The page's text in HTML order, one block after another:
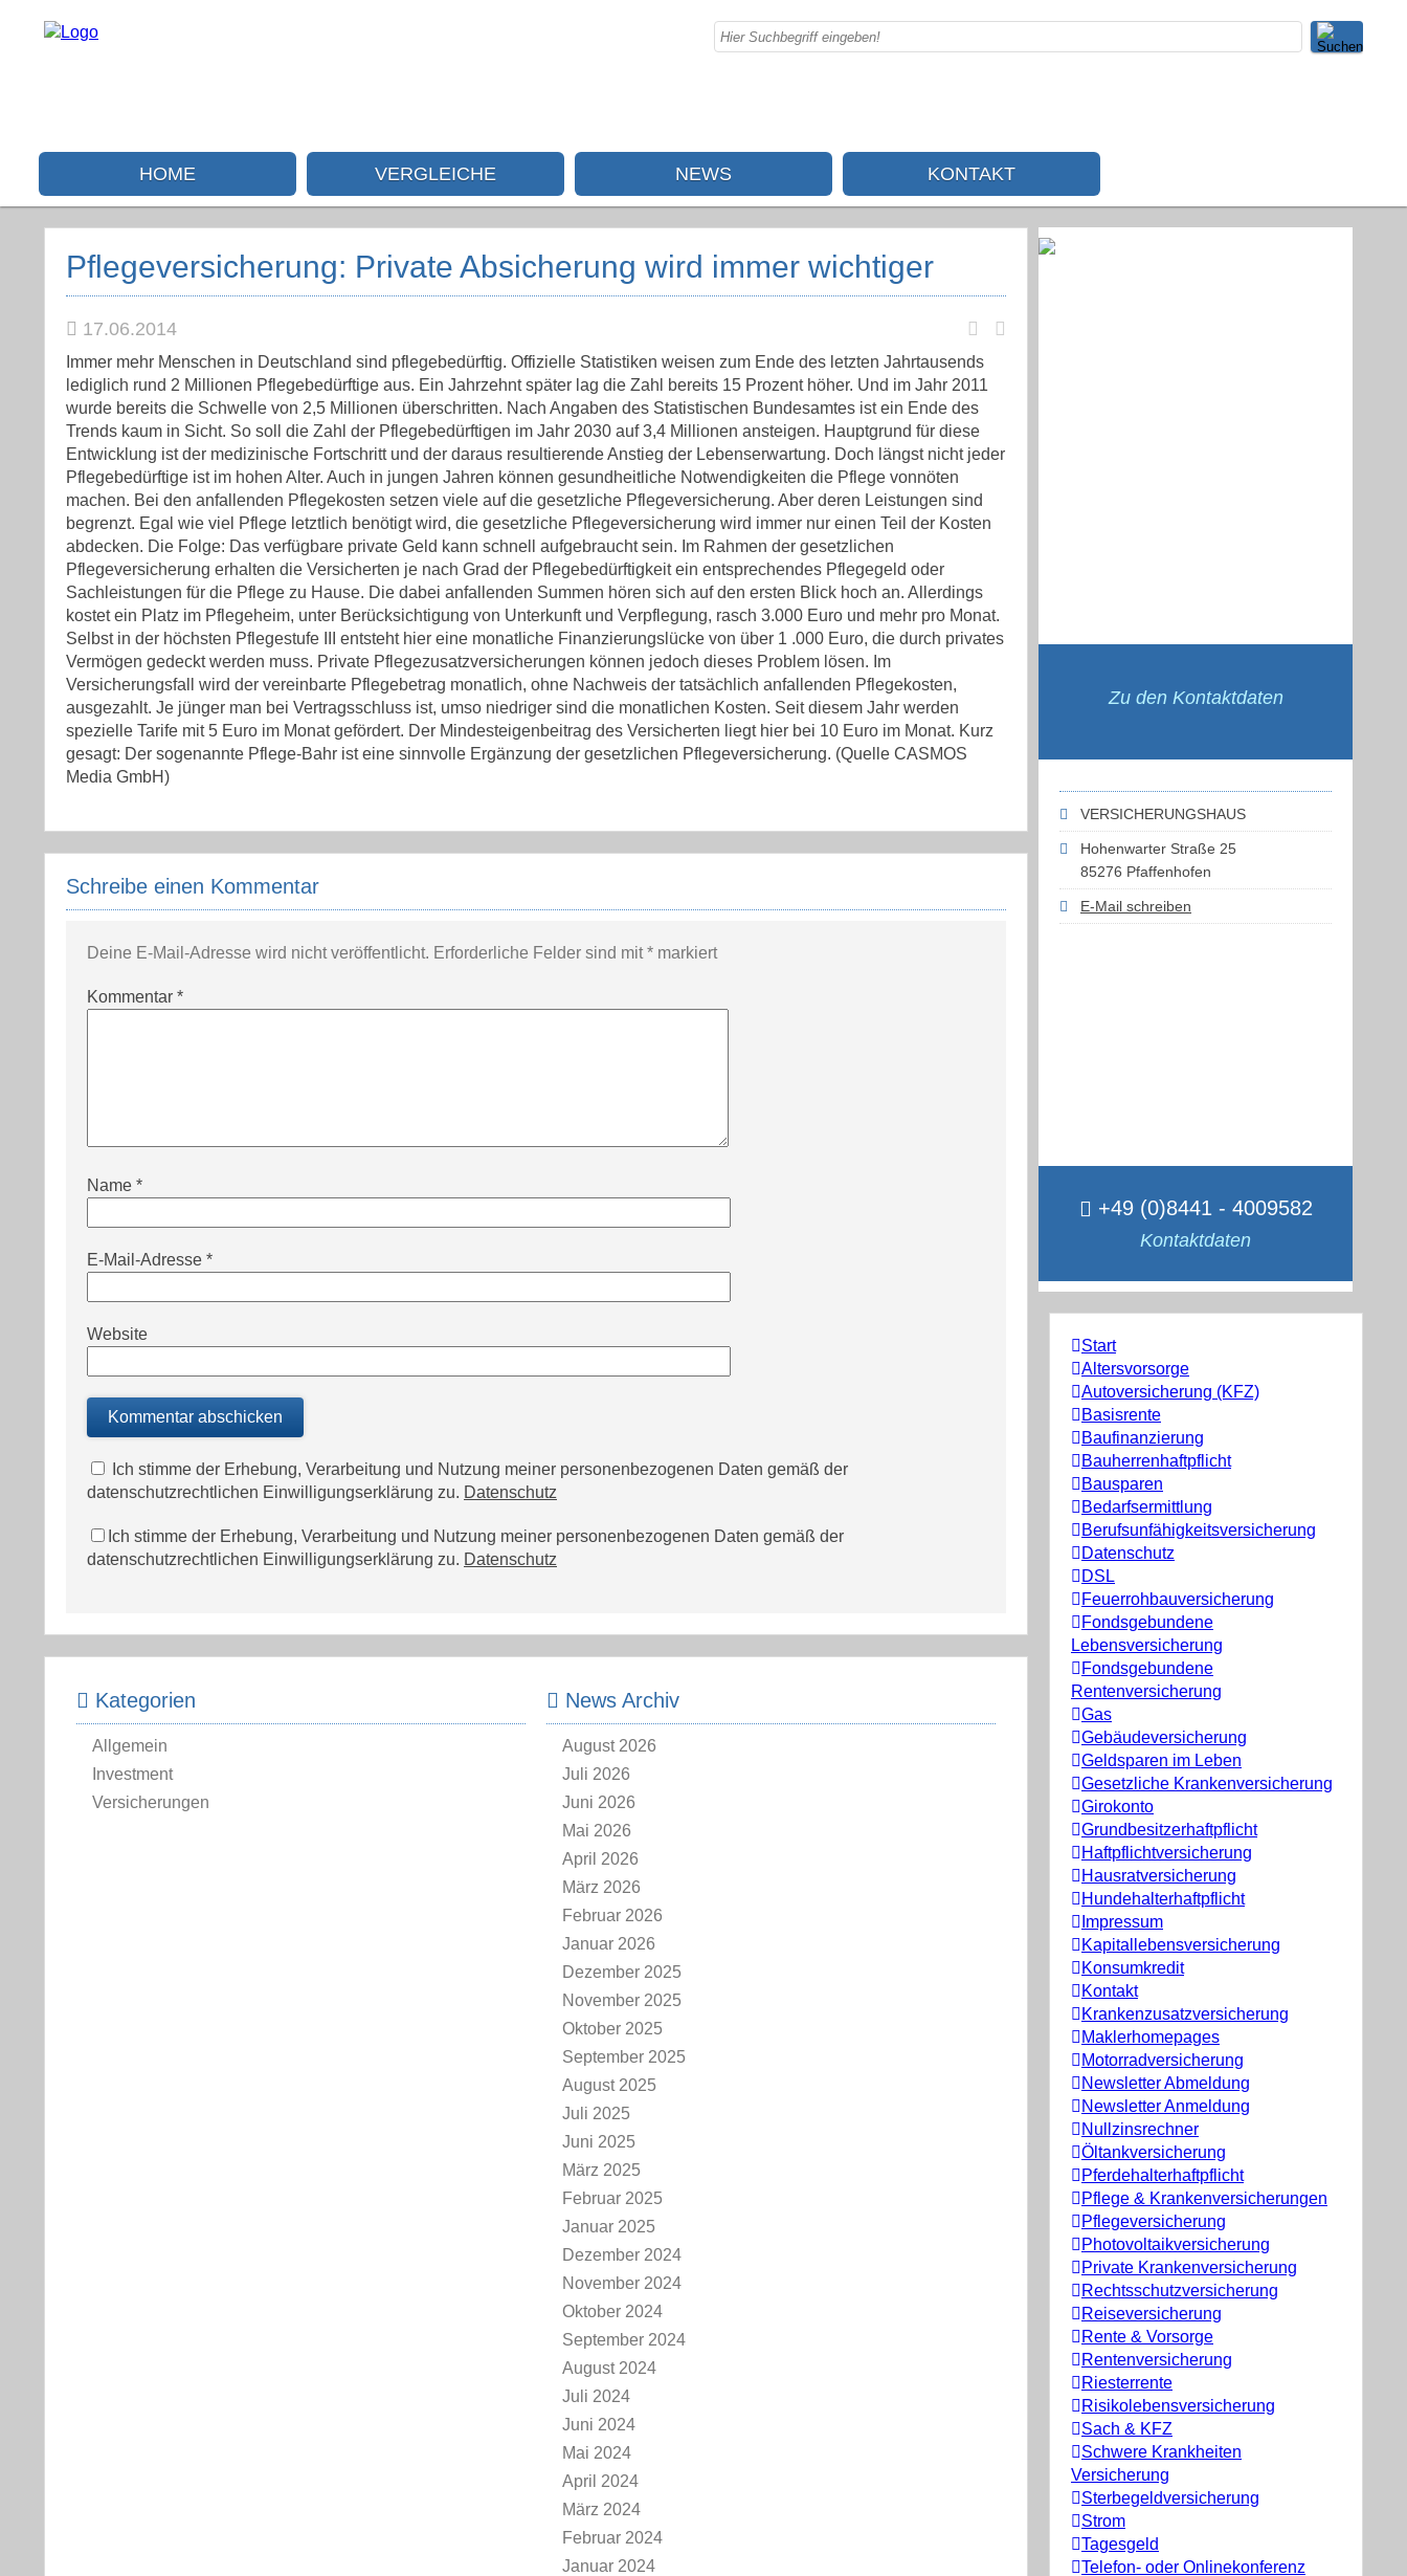
HOME VERGLEICHE NEWS KONTAKT
Zu den Kontaktdaten
VERSICHERUNGSHAUS
Hohenwarter Straße 25
85276 Pfaffenhofen
E-Mail schreiben
+49 (0)8441 - 4009582
Kontaktdaten
Start
Altersvorsorge
Autoversicherung (KFZ)
Basisrente
Baufinanzierung
Bauherrenhaftpflicht
Bausparen
Bedarfsermittlung
Berufs­unfähigkeitsversicherung
Datenschutz
DSL
Feuerrohbauversicherung
Fondsgebundene
Lebensversicherung
Fondsgebundene
Rentenversicherung
Gas
Gebäudeversicherung
Geldsparen im Leben
Gesetzliche Krankenversicherung
Girokonto
Grundbesitzerhaftpflicht
Haftpflichtversicherung
Hausratversicherung
Hundehalterhaftpflicht
Impressum
Kapitallebensversicherung
Konsumkredit
Kontakt
Krankenzusatzversicherung
Maklerhomepages
Motorradversicherung
Newsletter Abmeldung
Newsletter Anmeldung
Nullzinsrechner
Öltankversicherung
Pferdehalterhaftpflicht
Pflege & Krankenversicherungen
Pflegeversicherung
Photovoltaikversicherung
Private Krankenversicherung
Rechtsschutzversicherung
Reiseversicherung
Rente & Vorsorge
Rentenversicherung
Riesterrente
Risikolebensversicherung
Sach & KFZ
Schwere Krankheiten
Versicherung
Sterbegeldversicherung
Strom
Tagesgeld
Telefon- oder Onlinekonferenz
Pflegeversicherung: Private Absicherung wird immer wichtiger
17.06.2014
Immer mehr Menschen in Deutschland sind pflegebedürftig. Offizielle Statistiken weisen zum Ende des letzten Jahrtausends
lediglich rund 2 Millionen Pflegebedürftige aus. Ein Jahrzehnt später lag die Zahl bereits 15 Prozent höher. Und im Jahr 2011
wurde bereits die Schwelle von 2,5 Millionen überschritten. Nach Angaben des Statistischen Bundesamtes ist ein Ende des
Trends kaum in Sicht. So soll die Zahl der Pflegebedürftigen im Jahr 2030 auf 3,4 Millionen ansteigen. Hauptgrund für diese
Entwicklung ist der medizinische Fortschritt und der daraus resultierende Anstieg der Lebenserwartung. Doch längst nicht jeder
Pflegebedürftige ist im hohen Alter. Auch in jungen Jahren können gesundheitliche Notwendigkeiten die Pflege vonnöten
machen. Bei den anfallenden Pflegekosten setzen viele auf die gesetzliche Pflegeversicherung. Aber deren Leistungen sind
begrenzt. Egal wie viel Pflege letztlich benötigt wird, die gesetzliche Pflegeversicherung wird immer nur einen Teil der Kosten
abdecken. Die Folge: Das verfügbare private Geld kann schnell aufgebraucht sein. Im Rahmen der gesetzlichen
Pflegeversicherung erhalten die Versicherten je nach Grad der Pflegebedürftigkeit ein entsprechendes Pflegegeld oder
Sachleistungen für die Pflege zu Hause. Die dabei anfallenden Summen hören sich auf den ersten Blick hoch an. Allerdings
kostet ein Platz im Pflegeheim, unter Berücksichtigung von Unterkunft und Verpflegung, rasch 3.000 Euro und mehr pro Monat.
Selbst in der höchsten Pflegestufe III entsteht hier eine monatliche Finanzierungslücke von über 1 .000 Euro, die durch privates
Vermögen gedeckt werden muss. Private Pflegezusatzversicherungen können jedoch dieses Problem lösen. Im
Versicherungsfall wird der vereinbarte Pflegebetrag monatlich, ohne Nachweis der tatsächlich anfallenden Pflegekosten,
ausgezahlt. Je jünger man bei Vertragsschluss ist, umso niedriger sind die monatlichen Kosten. Seit diesem Jahr werden
spezielle Tarife mit 5 Euro im Monat gefördert. Der Mindesteigenbeitrag des Versicherten liegt hier bei 10 Euro im Monat. Kurz
gesagt: Der sogenannte Pflege-Bahr ist eine sinnvolle Ergänzung der gesetzlichen Pflegeversicherung. (Quelle CASMOS
Media GmbH)
Schreibe einen Kommentar
Deine E-Mail-Adresse wird nicht veröffentlicht. Erforderliche Felder sind mit* markiert
Kommentar *
Name *
E-Mail-Adresse *
Website
Ich stimme der Erhebung, Verarbeitung und Nutzung meiner personenbezogenen Daten gemäß der
datenschutzrechtlichen Einwilligungserklärung zu. Datenschutz
Ich stimme der Erhebung, Verarbeitung und Nutzung meiner personenbezogenen Daten gemäß der
datenschutzrechtlichen Einwilligungserklärung zu. Datenschutz
Kategorien
Allgemein
Investment
Versicherungen
News Archiv
August 2026
Juli 2026
Juni 2026
Mai 2026
April 2026
März 2026
Februar 2026
Januar 2026
Dezember 2025
November 2025
Oktober 2025
September 2025
August 2025
Juli 2025
Juni 2025
März 2025
Februar 2025
Januar 2025
Dezember 2024
November 2024
Oktober 2024
September 2024
August 2024
Juli 2024
Juni 2024
Mai 2024
April 2024
März 2024
Februar 2024
Januar 2024